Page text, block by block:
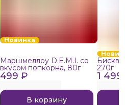
Новинка
499 ₽
Маршмеллоу D.E.M.I. со
вкусом попкорна, 80г
В корзину
1
270г